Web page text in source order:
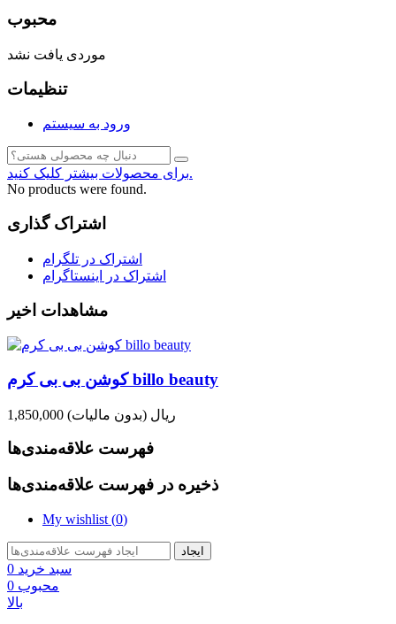
محبوب
موردی یافت نشد
تنظیمات
ورود به سیستم
برای محصولات بیشتر کلیک کنید.
No products were found.
اشتراک گذاری
اشتراک در تلگرام
اشتراک در اینستاگرام
مشاهدات اخیر
کوشن بی بی کرم billo beauty
1,850,000 ریال (بدون مالیات)
فهرست علاقه‌مندی‌ها
ذخیره در فهرست علاقه‌مندی‌ها
My wishlist (0)
ایجاد
سبد خرید 0
محبوب 0
بالا